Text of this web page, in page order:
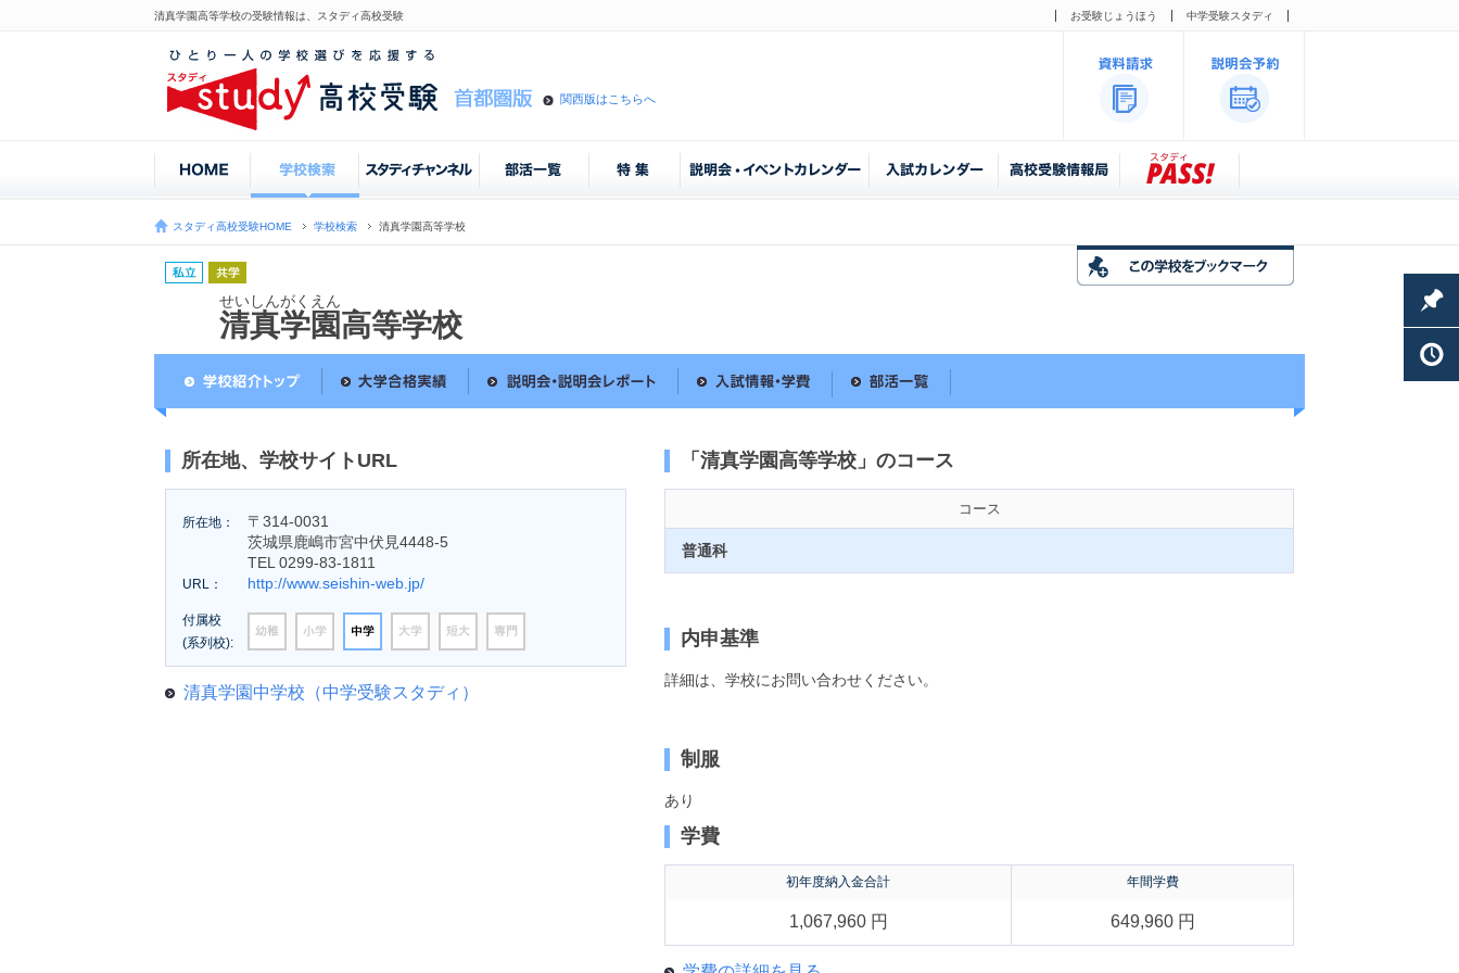
清真学園高等学校の受験情報は、スタディ高校受験 お受験じょうほう 中学受験スタディ
関西版はこちらへ
スタディ高校受験HOME 学校検索 清真学園高等学校
せいしんがくえん
清真学園高等学校
所在地、学校サイトURL
所在地：
〒314-0031
茨城県鹿嶋市宮中伏見4448-5
TEL 0299-83-1811
URL： http://www.seishin-web.jp/
付属校
(系列校):
清真学園中学校（中学受験スタディ）
「清真学園高等学校」のコース
コース
普通科
内申基準
詳細は、学校にお問い合わせください。
制服
あり
学費
初年度納入金合計 年間学費
1,067,960 円 649,960 円